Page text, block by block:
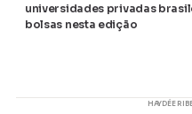
universidades privadas
bolsas nesta edição
HAYDÉE